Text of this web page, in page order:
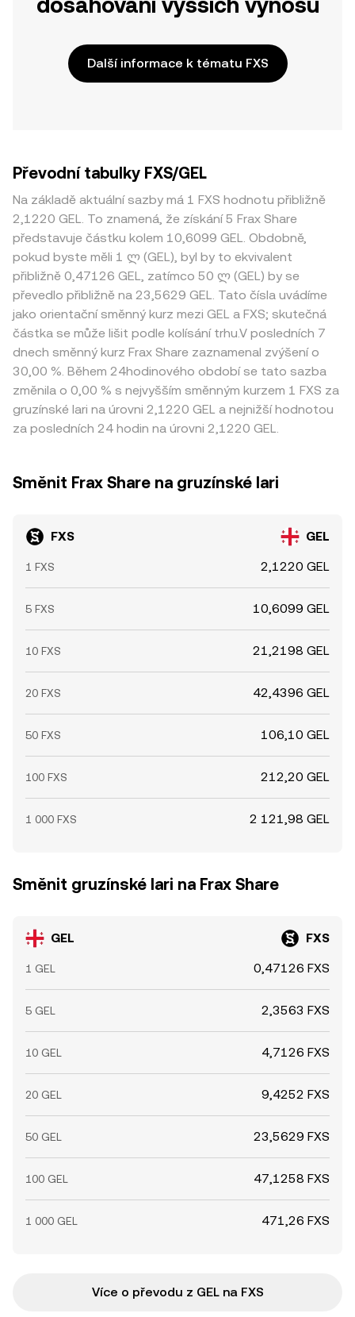
Další informace k tématu FXS
Převodní tabulky FXS/GEL
Na základě aktuální sazby má 1 FXS hodnotu přibližně
2,1220 GEL. To znamená, že získání 5 Frax Share
představuje částku kolem 10,6099 GEL. Obdobně,
pokud byste měli 1 ლ (GEL), byl by to ekvivalent
přibližně 0,47126 GEL, zatímco 50 ლ (GEL) by se
převedlo přibližně na 23,5629 GEL. Tato čísla uvádíme
jako orientační směnný kurz mezi GEL a FXS; skutečná
částka se může lišit podle kolísání trhu.V posledních 7
dnech směnný kurz Frax Share zaznamenal zvýšení o
30,00 %. Během 24hodinového období se tato sazba
změnila o 0,00 % s nejvyšším směnným kurzem 1 FXS za
gruzínské lari na úrovni 2,1220 GEL a nejnižší hodnotou
za posledních 24 hodin na úrovni 2,1220 GEL.
Směnit Frax Share na gruzínské lari
FXS GEL
1 FXS 2,1220 GEL
5 FXS 10,6099 GEL
10 FXS 21,2198 GEL
20 FXS 42,4396 GEL
50 FXS 106,10 GEL
100 FXS 212,20 GEL
1 000 FXS 2 121,98 GEL
Směnit gruzínské lari na Frax Share
GEL FXS
1 GEL 0,47126 FXS
5 GEL 2,3563 FXS
10 GEL 4,7126 FXS
20 GEL 9,4252 FXS
50 GEL 23,5629 FXS
100 GEL 47,1258 FXS
1 000 GEL 471,26 FXS
Více o převodu z GEL na FXS